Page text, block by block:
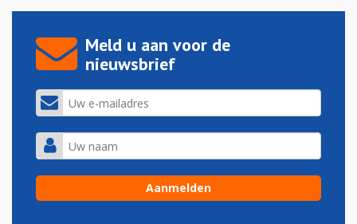
Meld u aan voor de
nieuwsbrief